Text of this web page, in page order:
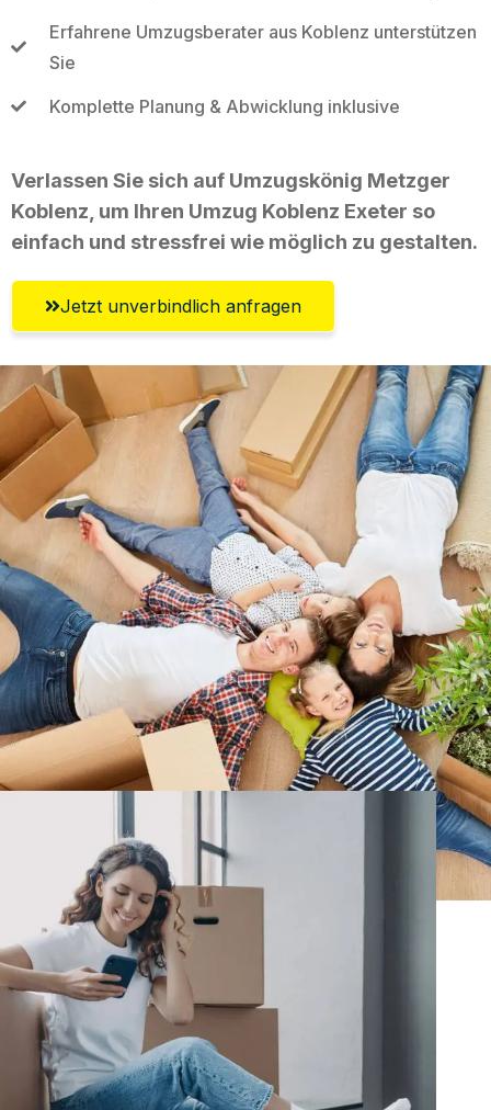
Erfahrene Umzugsberater aus Koblenz unterstützen
Sie
Komplette Planung & Abwicklung inklusive
Verlassen Sie sich auf Umzugskönig Metzger
Koblenz, um Ihren Umzug Koblenz Exeter so
einfach und stressfrei wie möglich zu gestalten.
Jetzt unverbindlich anfragen